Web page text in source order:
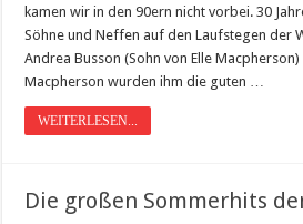
kamen wir in den 90ern nicht vorbei. 30
Söhne und Neffen auf den Laufstegen der
Andrea Busson (Sohn von Elle Macpherson)
Macpherson wurden ihm die guten …
WEITERLESEN...
Die großen Sommerhits